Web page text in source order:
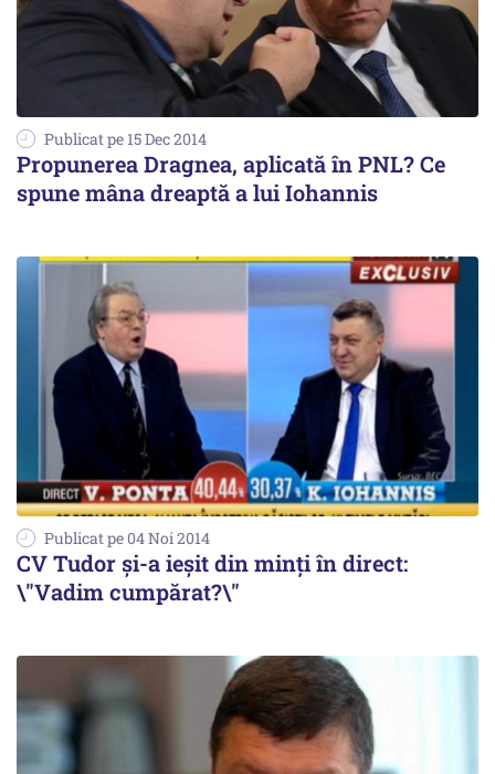
Publicat pe 15 Dec 2014
Propunerea Dragnea, aplicată în PNL? Ce
spune mâna dreaptă a lui Iohannis
Publicat pe 04 Noi 2014
CV Tudor și-a ieșit din minți în direct:
\"Vadim cumpărat?\"